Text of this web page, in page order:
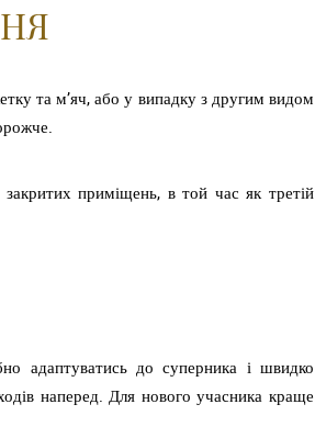
та м’яч, або у випадку з другим видом
приміщень, в той час як третій
адаптуватись до суперника і швидко
наперед. Для нового учасника краще